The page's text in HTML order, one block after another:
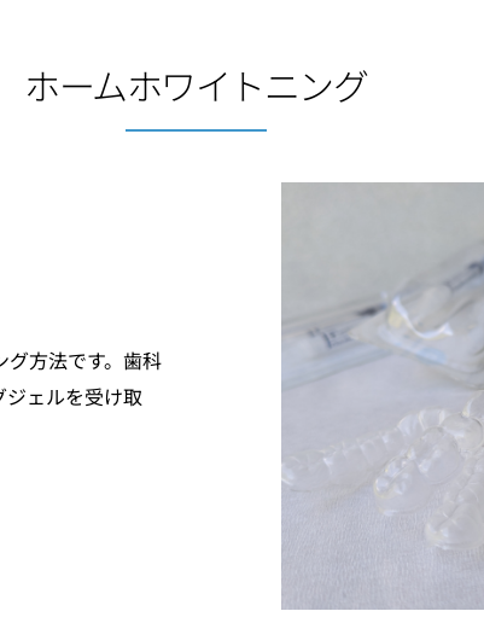
ホームホワイトニング
方法です。歯科
ェルを受け取